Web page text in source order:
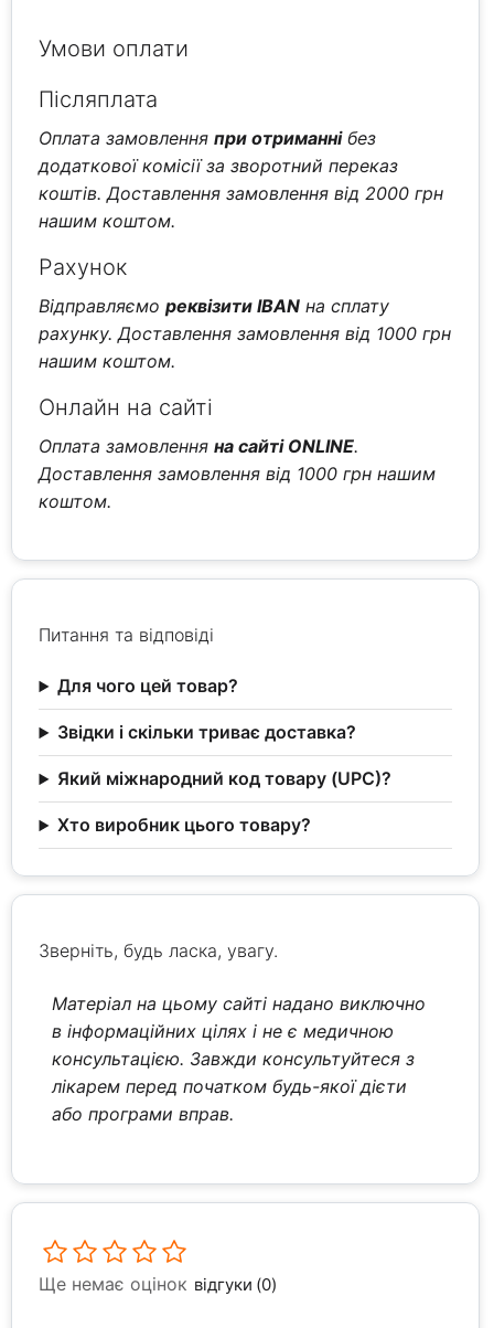
Умови оплати
Післяплата
Оплата замовленняпри отриманнібез
додаткової комісії за зворотний переказ
коштів. Доставлення замовлення від 2000 грн
нашим коштом.
Рахунок
Відправляємореквізити IBAN на сплату
рахунку. Доставлення замовлення від 1000 грн
нашим коштом.
Онлайн на сайті
Оплата замовленняна сайті ONLINE.
Доставлення замовлення від 1000 грн нашим
коштом.
Питання та відповіді
Для чого цей товар?
Звідки і скільки триває доставка?
Який міжнародний код товару (UPC)?
Хто виробник цього товару?
Зверніть, будь ласка, увагу.
Матеріал на цьому сайті надано виключно
в інформаційних цілях і не є медичною
консультацією. Завжди консультуйтеся з
лікарем перед початком будь-якої дієти
або програми вправ.
Ще немає оцінок відгуки (0)